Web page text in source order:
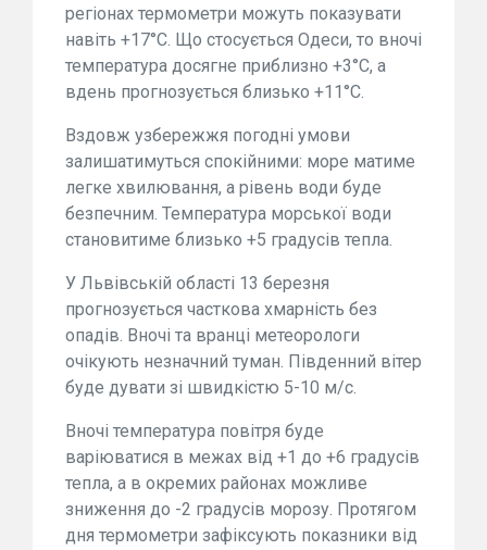
регіонах термометри можуть показувати
навіть +17°C. Що стосується Одеси, то вночі
температура досягне приблизно +3°C, а
вдень прогнозується близько +11°C.
Вздовж узбережжя погодні умови
залишатимуться спокійними: море матиме
легке хвилювання, а рівень води буде
безпечним. Температура морської води
становитиме близько +5 градусів тепла.
У Львівській області 13 березня
прогнозується часткова хмарність без
опадів. Вночі та вранці метеорологи
очікують незначний туман. Південний вітер
буде дувати зі швидкістю 5-10 м/с.
Вночі температура повітря буде
варіюватися в межах від +1 до +6 градусів
тепла, а в окремих районах можливе
зниження до -2 градусів морозу. Протягом
дня термометри зафіксують показники від